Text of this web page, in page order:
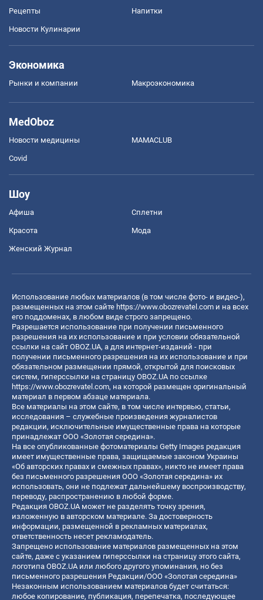
Рецепты Напитки
Новости Кулинарии
Экономика
Рынки и компании Mакроэкономика
MedOboz
Новости медицины MAMACLUB
Covid
Шоу
Афиша Сплетни
Красота Мода
Женский Журнал
Использование любых материалов (в том числе фото- и видео-),
размещенных на этом сайте https://www.obozrevatel.com и на всех
его поддоменах, в любом виде строго запрещено.
Разрешается использование при получении письменного
разрешения на их использование и при условии обязательной
ссылки на сайт OBOZ.UA, а для интернет-изданий - при
получении письменного разрешения на их использование и при
обязательном размещении прямой, открытой для поисковых
систем, гиперссылки на страницу OBOZ.UA по ссылке
https://www.obozrevatel.com, на которой размещен оригинальный
материал в первом абзаце материала.
Все материалы на этом сайте, в том числе интервью, статьи,
исследования – служебные произведения журналистов
редакции, исключительные имущественные права на которые
принадлежат ООО «Золотая середина».
На все опубликованные фотоматериалы Getty Images редакция
имеет имущественные права, защищаемые законом Украины
«Об авторских правах и смежных правах», никто не имеет права
без письменного разрешения ООО «Золотая середина» их
использовать, они не подлежат дальнейшему воспроизводству,
переводу, распространению в любой форме.
Редакция OBOZ.UA может не разделять точку зрения,
изложенную в авторском материале. За достоверность
информации, размещенной в рекламных материалах,
ответственность несет рекламодатель.
Запрещено использование материалов размещенных на этом
сайте, даже с указанием гиперссылки на страницу этого сайта,
логотипа OBOZ.UA или любого другого упоминания, но без
письменного разрешения Редакции/ООО «Золотая середина»
Незаконным использованием материалов будет считаться:
любое копирование, публикация, перепечатка, последующее